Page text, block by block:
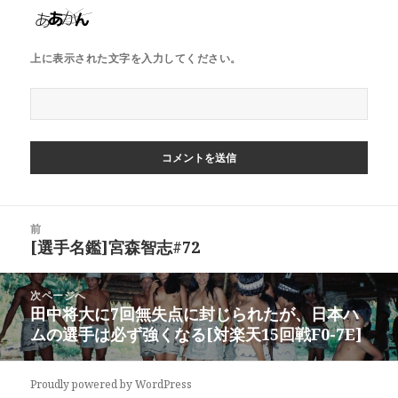
上に表示された文字を入力してください。
ビ
ゲ
ー
シ
前
前
投
稿:
[選手名鑑]宮森智志#72
次ページへ
次
の
投
稿:
田中将大に7回無失点に封じられたが、日本ハ
ムの選手は必ず強くなる[対楽天15回戦F0-7E]
Proudly powered by WordPress